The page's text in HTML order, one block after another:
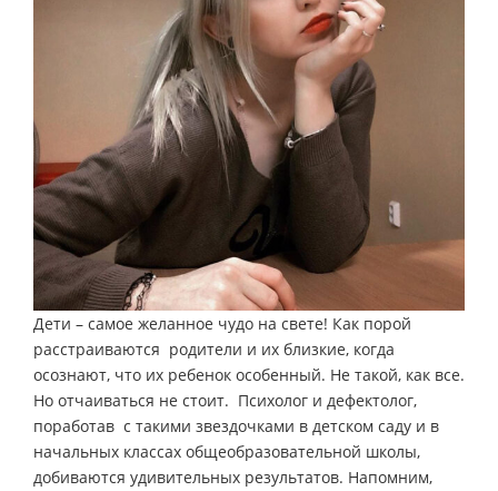
Дети – самое желанное чудо на свете! Как порой
расстраиваются родители и их близкие, когда
осознают, что их ребенок особенный. Не такой, как все.
Но отчаиваться не стоит. Психолог и дефектолог,
поработав с такими звездочками в детском саду и в
начальных классах общеобразовательной школы,
добиваются удивительных результатов. Напомним,